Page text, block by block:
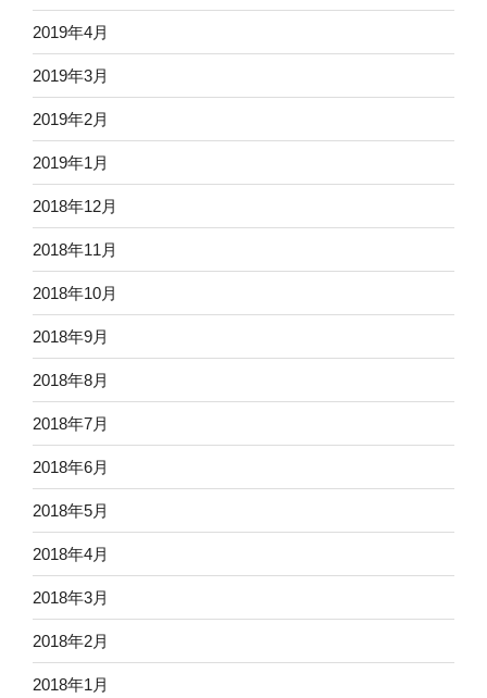
2019年4月
2019年3月
2019年2月
2019年1月
2018年12月
2018年11月
2018年10月
2018年9月
2018年8月
2018年7月
2018年6月
2018年5月
2018年4月
2018年3月
2018年2月
2018年1月